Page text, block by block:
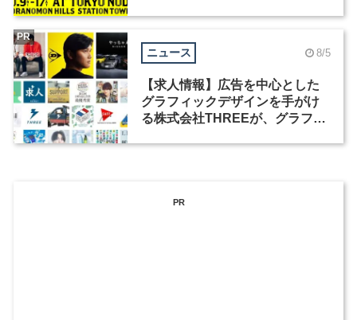
ニュース 8/5
【求人情報】広告を中心とした
グラフィックデザインを手がけ
る株式会社THREEが、グラフィ
PR
PR